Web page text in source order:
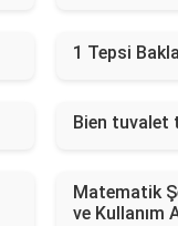
1 Tepsi
Bien tuvalet
Matematik
ve Kullanım